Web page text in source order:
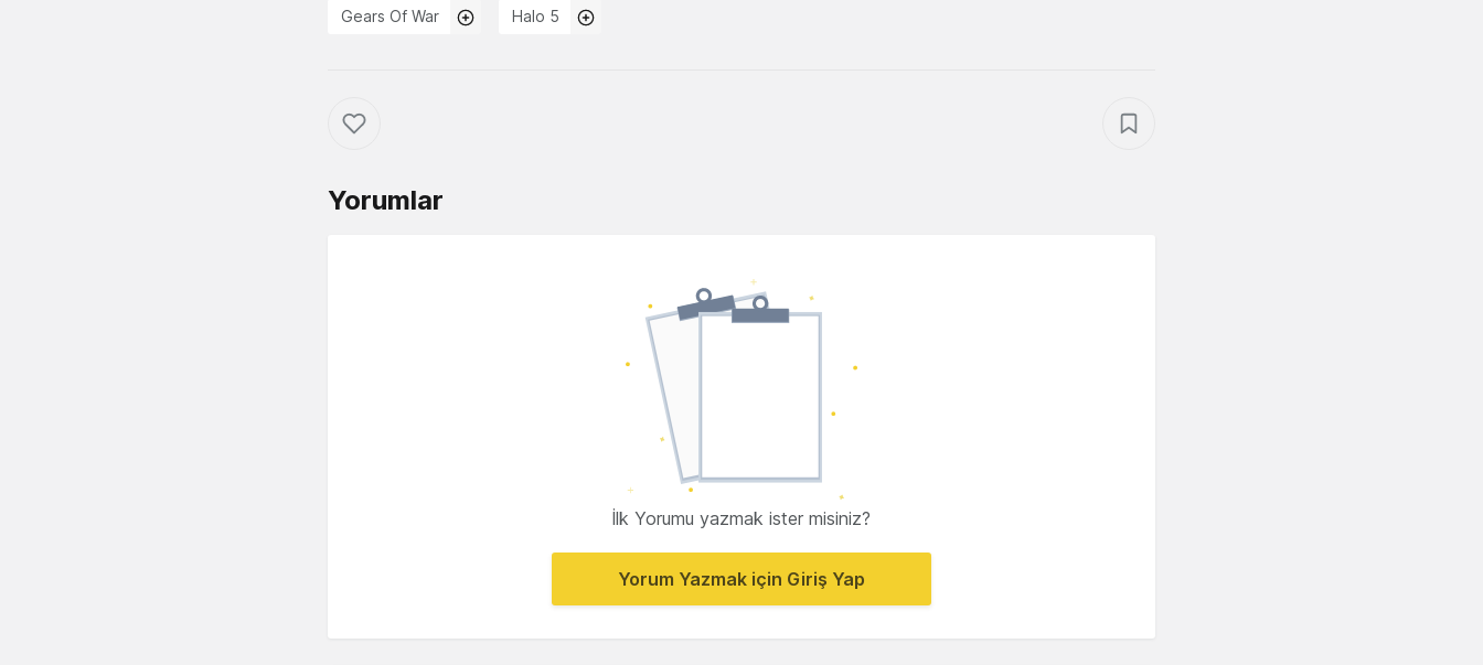
Gears Of War Halo 5
Yorumlar
İlk Yorumu yazmak ister misiniz?
Yorum Yazmak için Giriş Yap